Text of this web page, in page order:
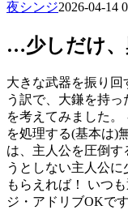
夜シンジ2026-04-14
…少しだけ、
大きな武器を振り
う訳で、大鎌を持
を考えてみました
を処理する(基本は)
は、主人公を圧倒す
うとしない主人公
もらえれば！ いつ
ジ・アドリブOK